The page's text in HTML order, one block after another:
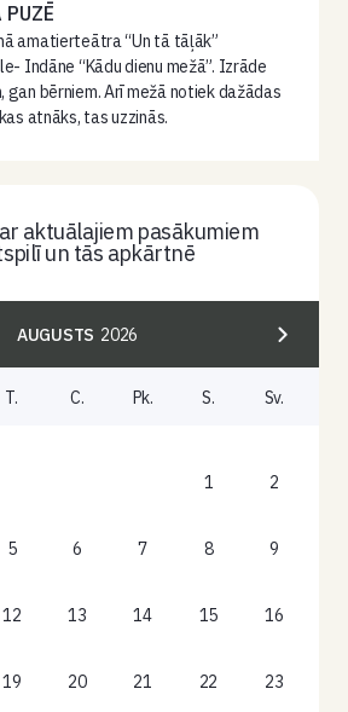
amatierteātra “Un tā tāļāk”
Indāne “Kādu dienu mežā”. Izrāde
gan bērniem. Arī mežā notiek dažādas
atnāks, tas uzzinās.
aktuālajiem pasākumiem
un tās apkārtnē
AUGUSTS 2026
T. C. Pk. S. Sv.
1 2
5 6 7 8 9
12 13 14 15 16
19 20 21 22 23